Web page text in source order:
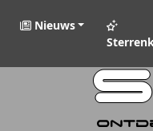
Nieuws